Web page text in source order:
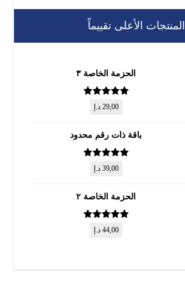
المنتجات الأعلى تقييماً
الحزمة الخاصة ٣
تم التقييم
من 5
29,00 د.إ
باقة ذات رقم محدود
تم التقييم
من 5
39,00 د.إ
الحزمة الخاصة ٢
تم التقييم
من 5
44,00 د.إ